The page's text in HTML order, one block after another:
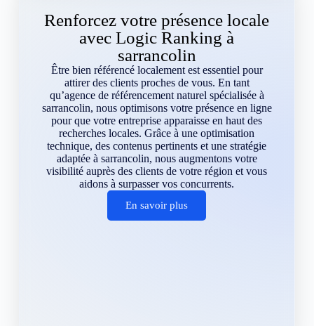
Renforcez votre présence locale
avec Logic Ranking à
sarrancolin
Être bien référencé localement est essentiel pour
attirer des clients proches de vous. En tant
qu’agence de référencement naturel spécialisée à
sarrancolin, nous optimisons votre présence en ligne
pour que votre entreprise apparaisse en haut des
recherches locales. Grâce à une optimisation
technique, des contenus pertinents et une stratégie
adaptée à sarrancolin, nous augmentons votre
visibilité auprès des clients de votre région et vous
aidons à surpasser vos concurrents.
En savoir plus